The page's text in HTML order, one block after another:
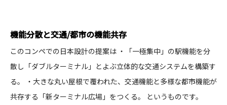
機能分散と交通/都市の機能共存
このコンペでの日本設計の提案は​ ・「一極集中」の駅機能を分
散し「ダブルターミナル」とよぶ立体的な交通システムを構築す
る。​ ・大きな丸い屋根で覆われた、交通機能と多様な都市機能が
共存する「新ターミナル広場」をつくる。​ というものです。